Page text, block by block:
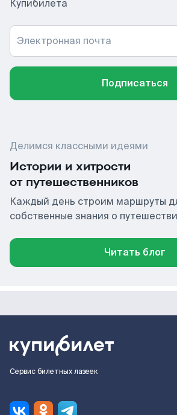
Купибилета
Электронная почта
Подписаться
Делимся классными идеями
Истории и хитрости
от путешественников
Каждый день строим маршруты
собственные знания о
Читать блог
Сервис билетных лазеек